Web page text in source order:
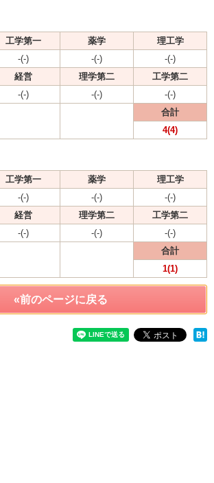
工学第一 薬学
理工学
-(-) -(-)
-(-)
経営 理学第二
工学第二
-(-) -(-)
-(-)
合計
4(4)
工学第一 薬学
理工学
-(-) -(-)
-(-)
経営 理学第二
工学第二
-(-) -(-)
-(-)
合計
1(1)
«前のページに戻る